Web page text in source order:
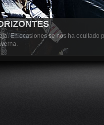
En ocasiones se nos ha ocultado